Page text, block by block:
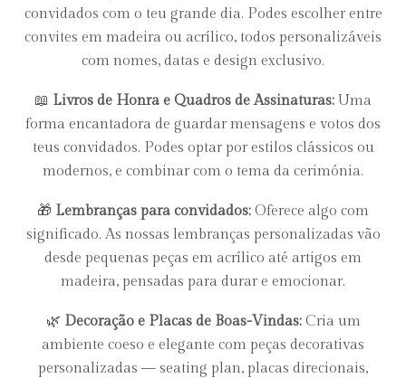
convidados com o teu grande dia. Podes escolher entre
convites em madeira ou acrílico, todos personalizáveis
com nomes, datas e design exclusivo.
📖 Livros de Honra e Quadros de Assinaturas: Uma
forma encantadora de guardar mensagens e votos dos
teus convidados. Podes optar por estilos clássicos ou
modernos, e combinar com o tema da cerimónia.
🎁 Lembranças para convidados: Oferece algo com
significado. As nossas lembranças personalizadas vão
desde pequenas peças em acrílico até artigos em
madeira, pensadas para durar e emocionar.
🌿 Decoração e Placas de Boas-Vindas:Cria um
ambiente coeso e elegante com peças decorativas
personalizadas — seating plan, placas direcionais,